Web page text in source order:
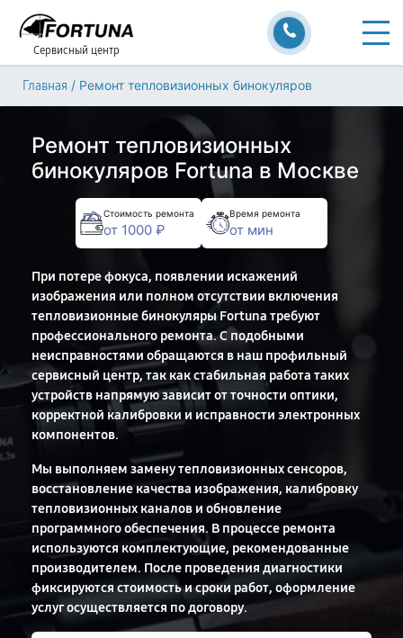
Сервисный центр
Главная / Ремонт тепловизионных бинокуляров
Ремонт тепловизионных
бинокуляров Fortuna в Москве
Стоимость ремонта
от 1000 ₽
Время ремонта
от мин
При потере фокуса, появлении искажений
изображения или полном отсутствии включения
тепловизионные бинокуляры Fortuna требуют
профессионального ремонта. С подобными
неисправностями обращаются в наш профильный
сервисный центр, так как стабильная работа таких
устройств напрямую зависит от точности оптики,
корректной калибровки и исправности электронных
компонентов.
Мы выполняем замену тепловизионных сенсоров,
восстановление качества изображения, калибровку
тепловизионных каналов и обновление
программного обеспечения. В процессе ремонта
используются комплектующие, рекомендованные
производителем. После проведения диагностики
фиксируются стоимость и сроки работ, оформление
услуг осуществляется по договору.